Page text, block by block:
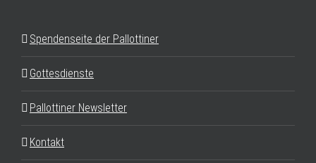
Spendenseite der Pallottiner
Gottesdienste
Pallottiner Newsletter
Kontakt